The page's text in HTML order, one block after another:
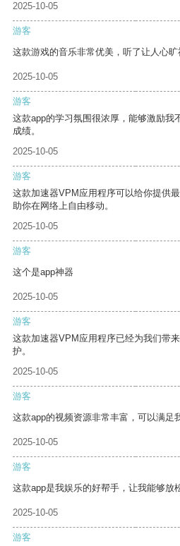
2025-10-05
游客
这款游戏的音乐非常优美，听了让人心旷
2025-10-05
游客
这款app的学习氛围很浓厚，能够激励我
成绩。
2025-10-05
游客
这款加速器VPM应用程序可以给你提供
助你在网络上自由移动。
2025-10-05
游客
这个是app神器
2025-10-05
游客
这款加速器VPM应用程序已经为我们带
护。
2025-10-05
游客
这款app的视频资源非常丰富，可以满足
2025-10-05
游客
这款app是我娱乐的好帮手，让我能够放
2025-10-05
游客